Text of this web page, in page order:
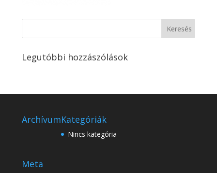
Legutóbbi hozzászólások
ArchívumKategóriák
Nincs kategória
Meta